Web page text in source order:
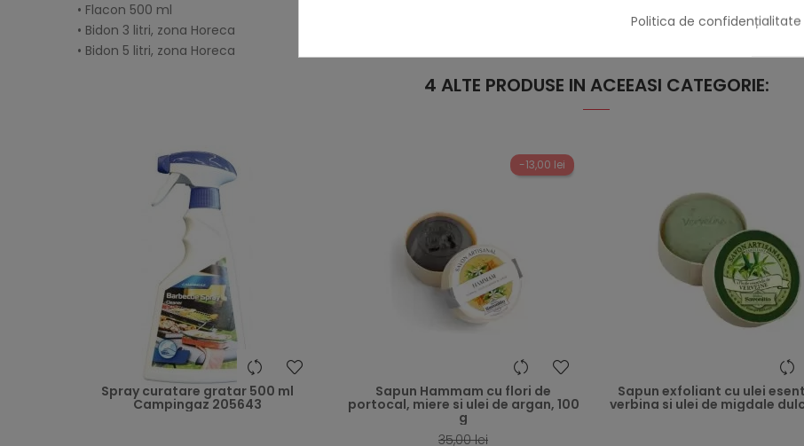
• Flacon 500 ml
• Bidon 3 litri, zona Horeca
• Bidon 5 litri, zona Horeca
4 ALTE PRODUSE IN ACEEASI CATEGORIE:
heart
Spray curatare gratar 500 ml
Campingaz 205643
-13,00 lei
heart
Sapun Hammam cu flori de
portocal, miere si ulei de argan, 100
g
35,00 lei
Sapun exfoliant cu ulei
verbina si ulei de migdale
Politica de